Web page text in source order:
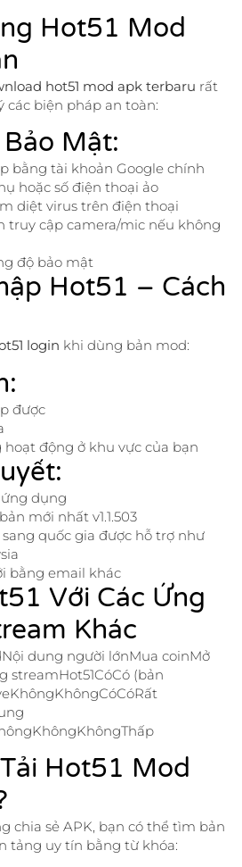
Hot51 Mod
hot51 mod apk terbaru rất
các biện pháp an toàn:
Mật:
bằng tài khoản Google chính
hoặc số điện thoại ảo
diệt virus trên điện thoại
truy cập camera/mic nếu không
độ bảo mật
Hot51 – Cách
login khi dùng bản mod:
được
động ở khu vực của bạn
dụng
mới nhất v1.1.503
quốc gia được hỗ trợ như
bằng email khác
Với Các Ứng
Khác
dung người lớnMua coinMở
streamHot51CóCó (bản
Hot51 Mod
chia sẻ APK, bạn có thể tìm bản
tảng uy tín bằng từ khóa: